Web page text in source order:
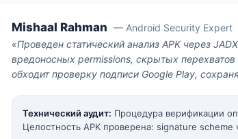
Mishaal Rahman — Android Security Expert
«Проведен статический анализ APK через
вредоносных permissions, скрытых
обходит проверку подписи Google Play,
Технический аудит: Процедура верификации
Целостность APK проверена: signature